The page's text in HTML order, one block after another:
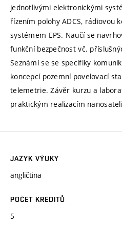
jednotlivými elektronickými
řízením polohy ADCS, rádiovou
systémem EPS. Naučí se
funkční bezpečnost vč.
Seznámí se se specifiky
koncepcí pozemní povelovací
telemetrie. Závěr kurzu a
praktickým realizacím
JAZYK VÝUKY
angličtina
POČET KREDITŮ
5